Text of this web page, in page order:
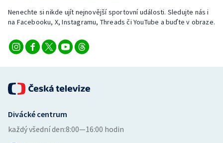
Parasport
Ragby
Rychlostní kanoistika
Nenechte si nikde ujít nejnovější sportovní události. Sledujte nás i
na Facebooku, X, Instagramu, Threads či YouTube a buďte v obraze.
Divácké centrum
každý všední den:8:00—16:00 hodin